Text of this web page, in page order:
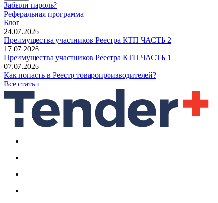
Забыли пароль?
Реферальная программа
Блог
24.07.2026
Преимущества участников Реестра КТП ЧАСТЬ 2
17.07.2026
Преимущества участников Реестра КТП ЧАСТЬ 1
07.07.2026
Как попасть в Реестр товаропроизводителей?
Все статьи